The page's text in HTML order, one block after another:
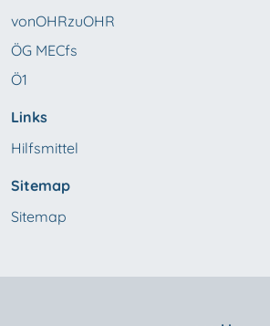
vonOHRzuOHR
ÖG MECfs
Ö1
Links
Hilfsmittel
Sitemap
Sitemap